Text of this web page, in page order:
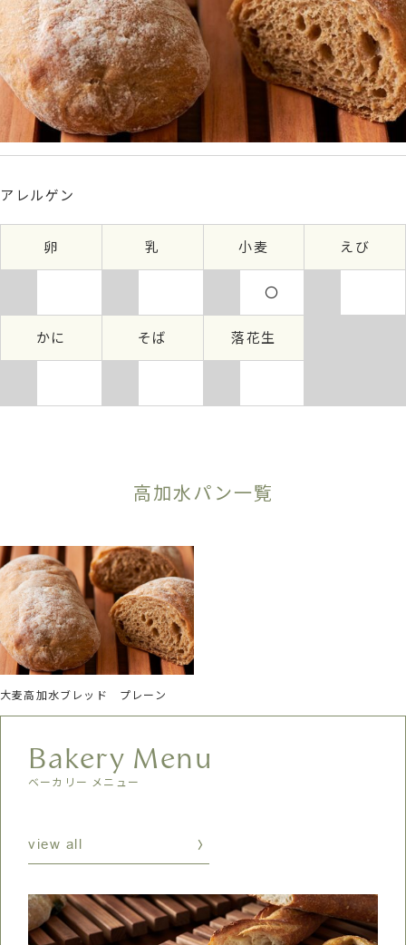
焙煎した国産大麦粉を配合することで生地の吸水率をさらに
高め、至福のやわらかさに仕上げた高加水ブレッドです。小
麦粉には、国産のバゲットヌーボー63、ゆめちから、キタ
ノカオリの3種類をブレンド。
アレルゲン
卵 乳 小麦
〇
えび
かに そば 落花生
高加水パン一覧
大麦高加水ブレッド プレーン
ベーカリー メニュー
Bakery Menu
view all